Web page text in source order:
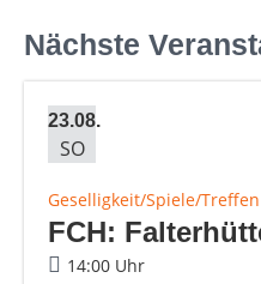
Nächste
23.08.
SO
Geselligkeit/Spiele/Treffen
FCH:
14:00 Uhr